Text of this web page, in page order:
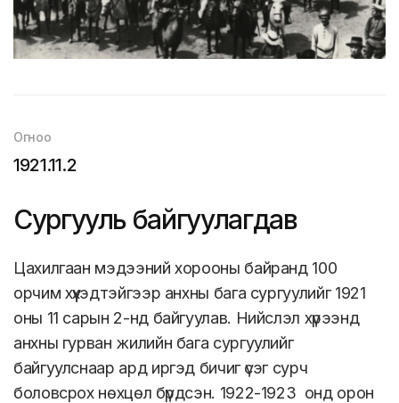
Огноо
1921.11.2
Сургууль байгуулагдав
Цахилгаан мэдээний хорооны байранд 100
орчим хүүхэдтэйгээр анхны бага сургуулийг 1921
оны 11 сарын 2-нд байгуулав. Нийслэл хүрээнд
анхны гурван жилийн бага сургуулийг
байгуулснаар ард иргэд бичиг үсэг сурч
боловсрох нөхцөл бүрдсэн. 1922-1923 онд орон